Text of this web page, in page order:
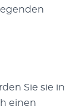
Sie sie in
einen